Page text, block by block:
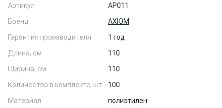
Артикул
AP011
Бренд
AXIOM
Гарантия производителя
1 год
Длина, см
110
Ширина, см
110
Количество в комплекте, шт
100
Материал
полиэтилен